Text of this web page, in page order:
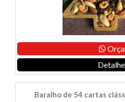
Baralho de 54 cartas